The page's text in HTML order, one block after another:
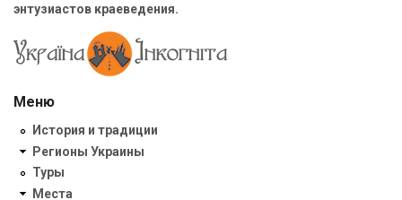
энтузиастов краеведения.
Меню
История и традиции
Регионы Украины
Туры
Места